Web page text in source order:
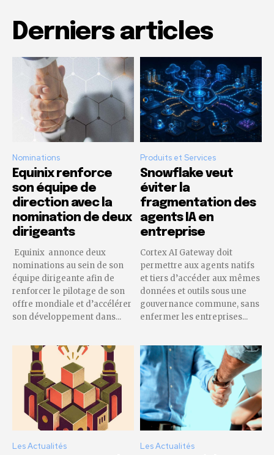
Derniers articles
Nominations
Equinix renforce
son équipe de
direction avec la
nomination de deux
dirigeants
Equinix annonce deux
nominations au sein de son
équipe dirigeante afin de
renforcer le pilotage de son
offre mondiale et d’accélérer
son développement dans...
Produits et Services
Snowflake veut
éviter la
fragmentation des
agents IA en
entreprise
Cortex AI Gateway doit
permettre aux agents natifs
et tiers d’accéder aux mêmes
données et outils sous une
gouvernance commune, sans
enfermer les entreprises...
Les Actualités Les Actualités